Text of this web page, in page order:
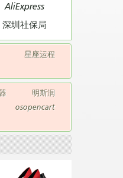
AliExpress
深圳社保局
星座运程
明斯润
osopencart